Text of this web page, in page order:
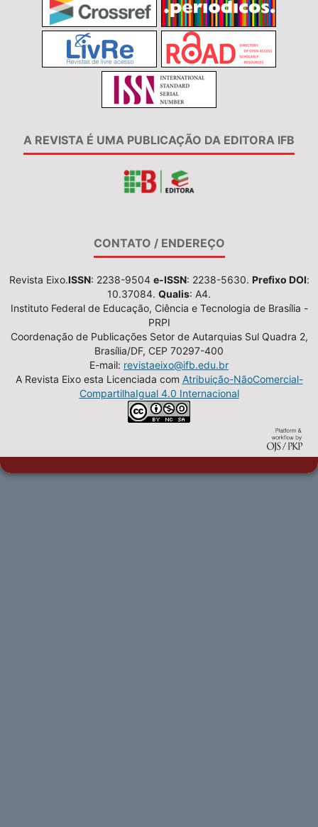
A REVISTA É UMA PUBLICAÇÃO DA EDITORA IFB
CONTATO / ENDEREÇO
Revista Eixo.ISSN: 2238-9504 e-ISSN: 2238-5630. Prefixo DOI:
10.37084. Qualis: A4.
Instituto Federal de Educação, Ciência e Tecnologia de Brasília -
PRPI
Coordenação de Publicações Setor de Autarquias Sul Quadra 2,
Brasília/DF, CEP 70297-400
E-mail: revistaeixo@ifb.edu.br
A Revista Eixo esta Licenciada com Atribuição-NãoComercial-
CompartilhaIgual 4.0 Internacional